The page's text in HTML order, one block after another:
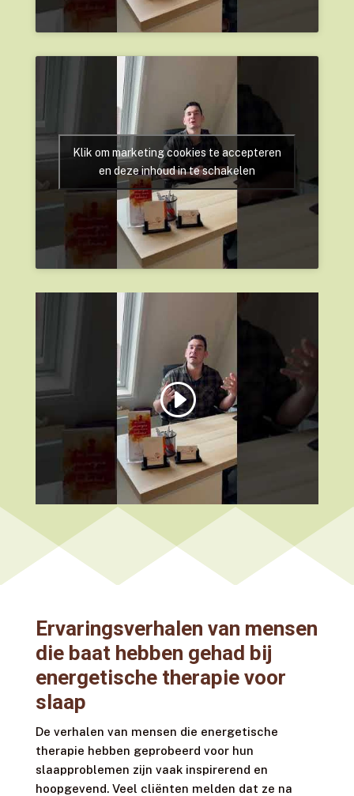
Klik om marketing cookies te accepteren
en deze inhoud in te schakelen
Klik om marketing cookies te accepteren
en deze inhoud in te schakelen
Ervaringsverhalen van mensen
die baat hebben gehad bij
energetische therapie voor
slaap
De verhalen van mensen die energetische
therapie hebben geprobeerd voor hun
slaapproblemen zijn vaak inspirerend en
hoopgevend. Veel cliënten melden dat ze na